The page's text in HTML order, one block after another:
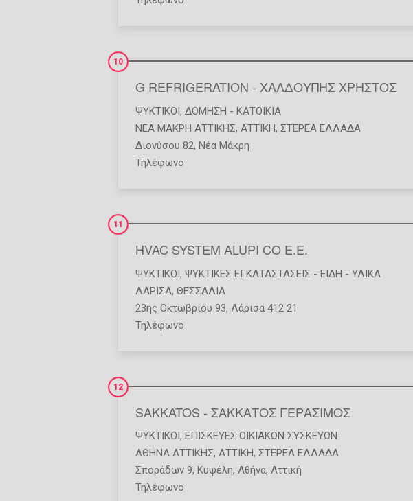
G REFRIGERATION - ΧΑΛΔΟΥΠΗΣ ΧΡΗΣΤΟΣ
10
ΨΥΚΤΙΚΟΊ, ΔΌΜΗΣΗ - ΚΑΤΟΙΚΊΑ
ΝΕΑ ΜΑΚΡΗ ΑΤΤΙΚΗΣ, ΑΤΤΙΚΗ, ΣΤΕΡΕΑ ΕΛΛΑΔΑ
Διονύσου 82, Νέα Μάκρη
Τηλέφωνο
HVAC SYSTEM ALUPI CO Ε.Ε.
11
ΨΥΚΤΙΚΟΊ, ΨΥΚΤΙΚΈΣ ΕΓΚΑΤΑΣΤΆΣΕΙΣ - ΕΊΔΗ - ΥΛΙΚΆ
ΛΑΡΙΣΑ, ΘΕΣΣΑΛΙΑ
23ης Οκτωβρίου 93, Λάρισα 412 21
Τηλέφωνο
SAKKATOS - ΣΑΚΚΑΤΟΣ ΓΕΡΑΣΙΜΟΣ
12
ΨΥΚΤΙΚΟΊ, ΕΠΙΣΚΕΥΈΣ ΟΙΚΙΑΚΏΝ ΣΥΣΚΕΥΏΝ
ΑΘΗΝΑ ΑΤΤΙΚΗΣ, ΑΤΤΙΚΗ, ΣΤΕΡΕΑ ΕΛΛΑΔΑ
Σποράδων 9, Κυψέλη, Αθήνα, Αττική
Τηλέφωνο